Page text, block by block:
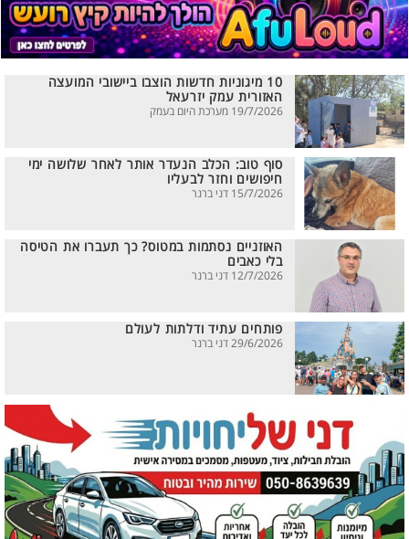
10 מיגוניות חדשות הוצבו ביישובי המועצה
האזורית עמק יזרעאל
19/7/2026 מערכת היום בעמק
סוף טוב: הכלב הנעדר אותר לאחר שלושה ימי
חיפושים וחזר לבעליו
15/7/2026 דני ברנר
האוזניים נסתמות במטוס? כך תעברו את הטיסה
בלי כאבים
12/7/2026 דני ברנר
פותחים עתיד ודלתות לעולם
29/6/2026 דני ברנר